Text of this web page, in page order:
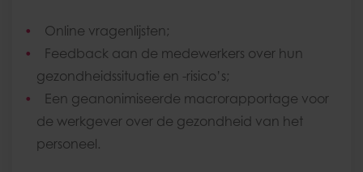
Online vragenlijsten;
Feedback aan de medewerkers over hun
gezondheidssituatie en -risico’s;
Een geanonimiseerde macrorapportage voor
de werkgever over de gezondheid van het
personeel.